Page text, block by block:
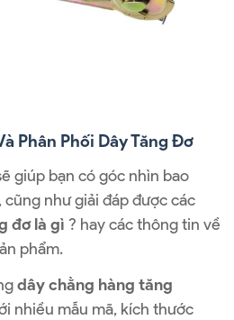
Phân Phối Dây Tăng Đơ
giúp bạn có góc nhìn bao
như giải đáp được các
đơ là gì ? hay các thông tin về
phẩm.
dây chằng hàng tăng
nhiều mẫu mã, kích thước